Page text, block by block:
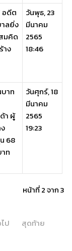
อดีต
ลยิ่ง
มคิด
าง
วันพุธ, 23
มีนาคม
2565
18:46
าท
า ผู้
68
ท
วันศุกร์, 18
มีนาคม
2565
19:23
หน้าที่ 2 จาก 3
ป สุดท้าย